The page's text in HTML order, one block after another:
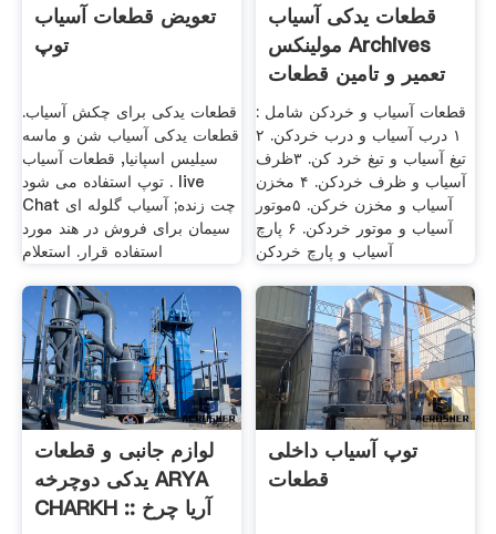
تعویض قطعات آسیاب
توپ
قطعات یدکی برای چکش آسیاب.
قطعات یدکی آسیاب شن و ماسه
سیلیس اسپانیا, قطعات آسیاب
توپ استفاده می شود . live
Chat چت زنده; آسیاب گلوله ای
سیمان برای فروش در هند مورد
استفاده قرار. استعلام
قطعات یدکی آسیاب
مولینکس Archives
تعمیر و تامین قطعات
قطعات آسیاب و خردکن شامل :
۱ درب آسیاب و درب خردکن. ۲
تیغ آسیاب و تیغ خرد کن. ۳ظرف
آسیاب و ظرف خردکن. ۴ مخزن
آسیاب و مخزن خرکن. ۵موتور
آسیاب و موتور خردکن. ۶ پارچ
آسیاب و پارچ خردکن
لوازم جانبی و قطعات
یدکی دوچرخه ARYA
CHARKH :: آریا چرخ
توپ آسیاب داخلی
قطعات